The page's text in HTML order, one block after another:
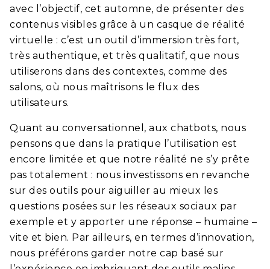
avec l’objectif, cet automne, de présenter des
contenus visibles grâce à un casque de réalité
virtuelle : c’est un outil d’immersion très fort,
très authentique, et très qualitatif, que nous
utiliserons dans des contextes, comme des
salons, où nous maîtrisons le flux des
utilisateurs.
Quant au conversationnel, aux chatbots, nous
pensons que dans la pratique l’utilisation est
encore limitée et que notre réalité ne s’y prête
pas totalement : nous investissons en revanche
sur des outils pour aiguiller au mieux les
questions posées sur les réseaux sociaux par
exemple et y apporter une réponse – humaine –
vite et bien. Par ailleurs, en termes d’innovation,
nous préférons garder notre cap basé sur